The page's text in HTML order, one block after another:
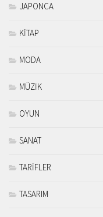
JAPONCA
KİTAP
MODA
MÜZİK
OYUN
SANAT
TARİFLER
TASARIM